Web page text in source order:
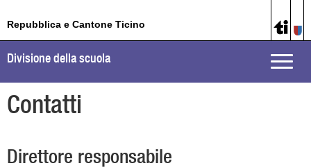
Repubblica e Cantone Ticino
Toggle
Divisione della scuola
Contatti
Direttore responsabile